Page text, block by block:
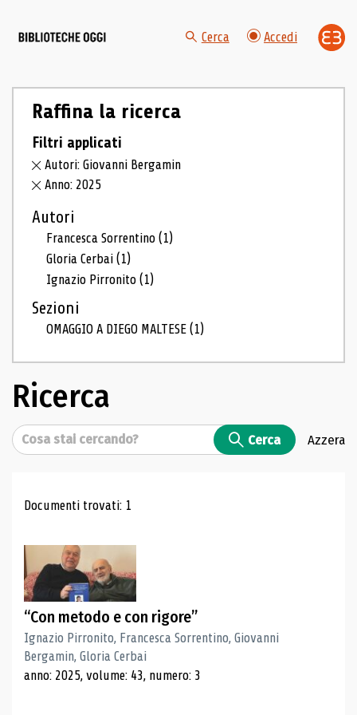
Cerca Accedi
Raffina la ricerca
Filtri applicati
Autori: Giovanni Bergamin
Anno: 2025
Autori
Francesca Sorrentino(1)
Gloria Cerbai(1)
Ignazio Pirronito(1)
Sezioni
OMAGGIO A DIEGO MALTESE(1)
Ricerca
Cerca Cerca Azzera
Risultati di ricerca
Documenti trovati: 1
“Con metodo e con rigore”
Ignazio Pirronito, Francesca Sorrentino, Giovanni
Bergamin, Gloria Cerbai
anno: 2025, volume: 43, numero: 3